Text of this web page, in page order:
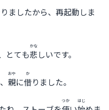
ましたから、再起動しま
とても悲
かな
しいです。
親
おや
に借
か
りました。
つか はじ